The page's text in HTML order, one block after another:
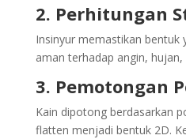
2. Perhitungan
Insinyur memastikan bentuk
aman terhadap angin,
3. Pemotongan
Kain dipotong berdasarkan
flatten menjadi bentuk 2D.